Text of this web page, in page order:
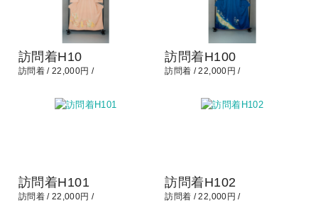
訪問着H10
訪問着 22,000円
訪問着H100
訪問着 22,000円
訪問着H101
訪問着 22,000円
訪問着H102
訪問着 22,000円